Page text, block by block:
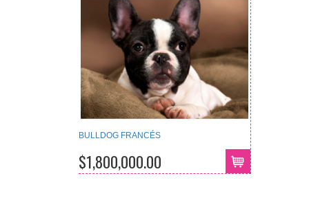
BULLDOG FRANCÉS
$1,800,000.00